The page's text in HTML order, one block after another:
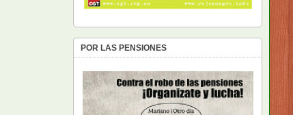
POR LAS PENSIONES